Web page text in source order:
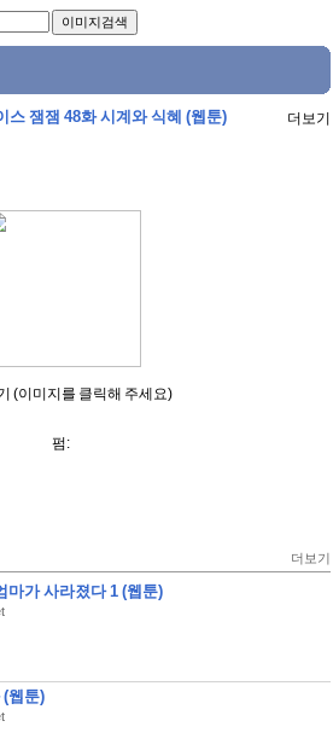
스 잼잼 48화 시계와 식혜 (웹툰) 더보기
(이미지를 클릭해 주세요)
펌:
더보기
마가 사라졌다 1 (웹툰)
(웹툰)